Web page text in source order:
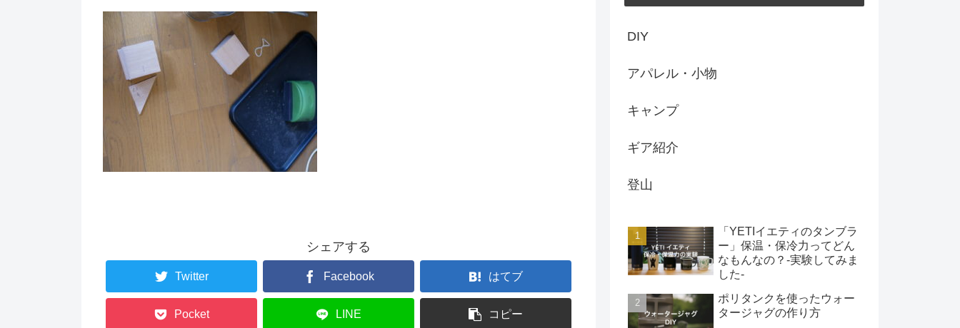
シェアする
Twitter Facebook はてブ
Pocket LINE コピー
DIY
アパレル・小物
キャンプ
ギア紹介
登山
「YETIイエティのタンブラ
ー」保温・保冷力ってどん
なもんなの？-実験してみま
した-
ポリタンクを使ったウォー
タージャグの作り方